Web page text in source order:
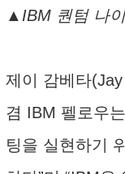
▲IBM 퀀텀 나
제이 감베타
겸 IBM 펠로우
팅을 실현하기